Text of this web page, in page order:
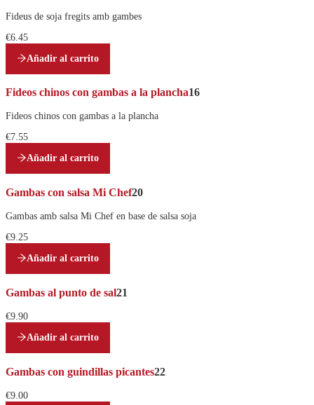
Fideus de soja fregits amb gambes
€6.45
Añadir al carrito
Fideos chinos con gambas a la plancha16
Fideos chinos con gambas a la plancha
€7.55
Añadir al carrito
Gambas con salsa Mi Chef20
Gambas amb salsa Mi Chef en base de salsa soja
€9.25
Añadir al carrito
Gambas al punto de sal21
€9.90
Añadir al carrito
Gambas con guindillas picantes22
€9.00